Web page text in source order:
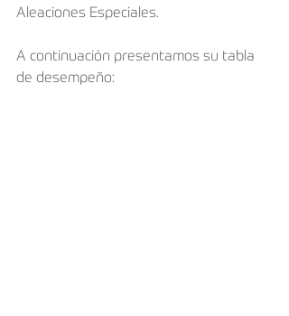
Aleaciones Especiales.​
A continuación presentamos su tabla
de desempeño: